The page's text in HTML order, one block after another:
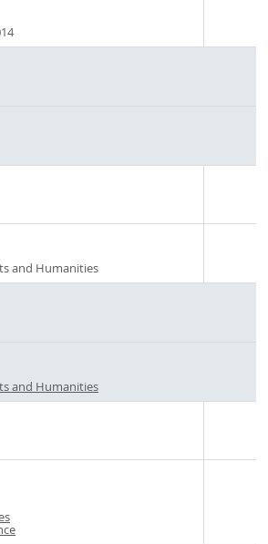
and Humanities
and Humanities